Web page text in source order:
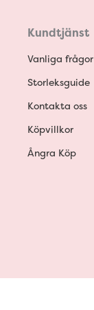
Kundtjänst
Vanliga frågor
Storleksguide
Kontakta oss
Köpvillkor
Ångra Köp